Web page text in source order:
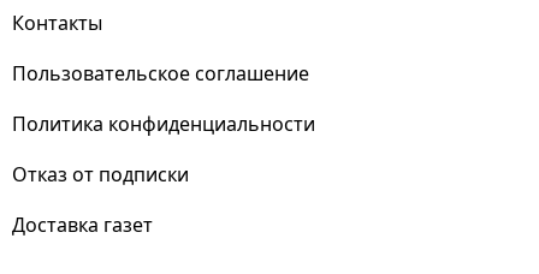
Контакты
Пользовательское соглашение
Политика конфиденциальности
Отказ от подписки
Доставка газет